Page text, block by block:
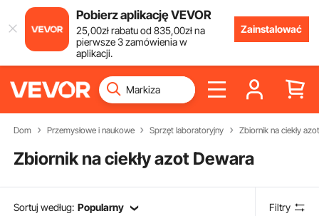
Pobierz aplikację VEVOR
25,00złrabatu od835,00złna
pierwsze 3 zamówienia w
aplikacji.
Zainstalować
Dom Przemysłowe i naukowe Sprzęt laboratoryjny Zbiornik na ciekły
Zbiornik na ciekły azot Dewara
Sortuj według: Popularny Filtry